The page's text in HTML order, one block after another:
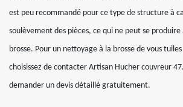
est peu recommandé pour ce type de structure à
soulèvement des pièces, ce qui ne peut se
brosse. Pour un nettoyage à la brosse de vous
choisissez de contacter Artisan Hucher couvreur
demander un devis détaillé gratuitement.